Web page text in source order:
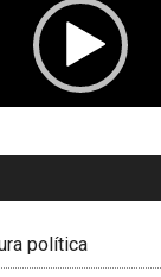
Mejía,
política